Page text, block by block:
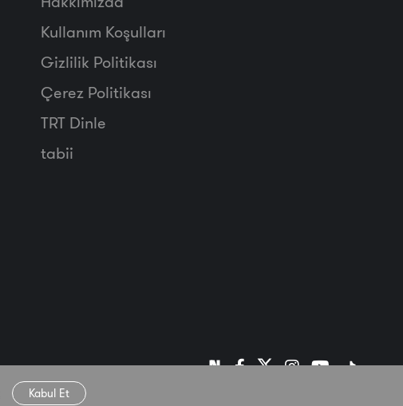
Kabul Et
Kullanım Koşulları
Gizlilik Politikası
Çerez Politikası
TRT Dinle
tabii